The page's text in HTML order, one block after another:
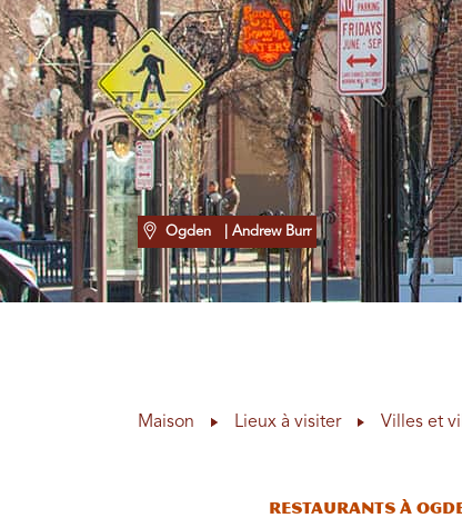
Ogden | Andrew Burr
Maison Lieux à visiter Villes et
Restaurants à